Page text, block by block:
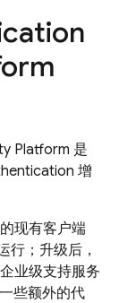
Platform 是
增
现有客户端
行；升级后，
业级支持服务
些额外的代